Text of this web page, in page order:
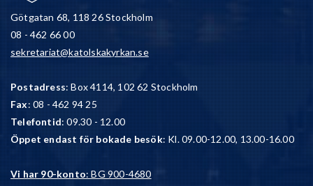
Götgatan 68, 118 26 Stockholm
08 - 462 66 00
sekretariat@katolskakyrkan.se
Postadress: Box 4114, 102 62 Stockholm
Fax: 08 - 462 94 25
Telefontid: 09.30 - 12.00
Öppet endast för bokade besök: Kl. 09.00-12.00, 13.00-16.00
Vi har 90-konto: BG 900-4680